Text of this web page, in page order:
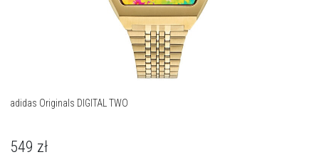
adidas Originals DIGITAL TWO
549 zł